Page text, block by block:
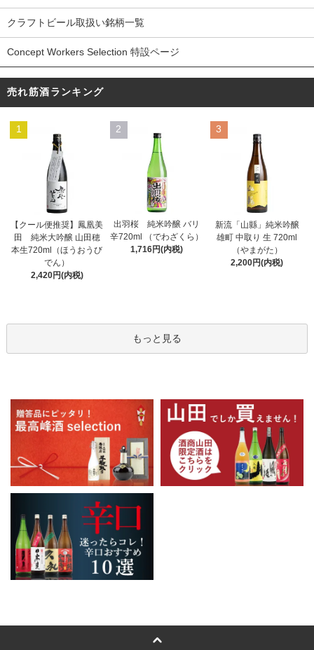
クラフトビール取扱い銘柄一覧
Concept Workers Selection 特設ページ
売れ筋酒ランキング
1
【クール便推奨】鳳凰美
田 純米大吟醸 山田穂
本生720ml（ほうおうび
でん）
2,420円(内税)
2
出羽桜 純米吟醸 バリ
辛720ml （でわざくら）
1,716円(内税)
3
新流「山縣」純米吟醸
雄町 中取り 生 720ml
（やまがた）
2,200円(内税)
もっと見る